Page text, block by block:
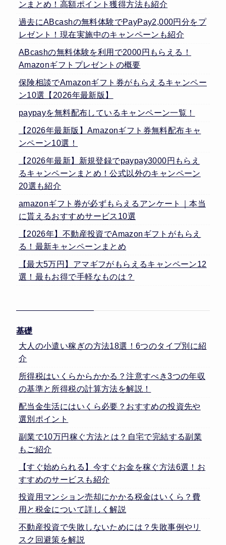
ンまとめ！高額ポイント獲得方法も紹介
過去にABcashの無料体験でPayPay2,000円分をプ
レゼント！現在実施中のキャンペーンも紹介
ABcashの無料体験を利用で2000円もらえる！
Amazonギフトプレゼントの概要
保険相談でAmazonギフト券がもらえるキャンペー
ン10選【2026年最新版】
paypayを無料配布しているキャンペーン一覧！
【2026年最新版】Amazonギフト券無料配布キャ
ンペーン10選！
【2026年最新】新規登録でpaypay3000円もらえ
るキャンペーンまとめ！公式以外のキャンペーン
20選も紹介
amazonギフト券が必ずもらえるアンケート｜本当
に貰えるおすすめサービス10選
【2026年】不動産投資でAmazonギフトがもらえ
る！最新キャンペーンまとめ
【最大5万円】アマギフがもらえるキャンペーン12
選！最もお得で手軽なものは？
基礎
大人の小遣い稼ぎの方法18選！6つのタイプ別に紹
介
所得税はいくらからかかる？注意すべき3つの年収
の基準と所得税の計算方法を解説！
配当金生活にはいくら必要？おすすめの投資先や
選別ポイント
副業で10万円稼ぐ方法とは？自宅で完結する副業
もご紹介
【すぐ始められる】今すぐお金を稼ぐ方法6選！お
すすめのサービスも紹介
投資用マンション売却にかかる税金はいくら？費
用と税金について詳しく解説
不動産投資で失敗しないためには？失敗事例やリ
スク回避策を解説